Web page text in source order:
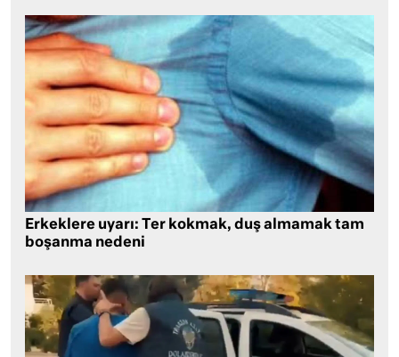
Erkeklere uyarı: Ter kokmak, duş almamak tam
boşanma nedeni